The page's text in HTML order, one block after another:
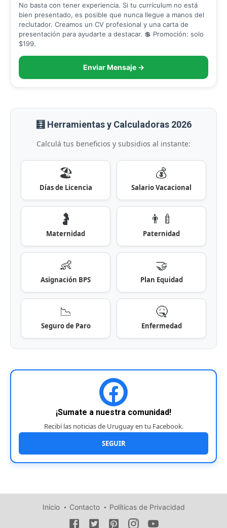
No basta con tener experiencia. Si tu currículum no está
bien presentado, es posible que nunca llegue a manos del
reclutador. Creamos un CV profesional y una carta de
presentación para ayudarte a destacar. 💲 Promoción: solo
$199.
Enviar Mensaje →
🧮 Herramientas y Calculadoras 2026
Calculá tus beneficios y subsidios al instante:
🏖️
Días de Licencia
💰
Salario Vacacional
🤰
Maternidad
👨‍🍼
Paternidad
👶
Asignación BPS
🤝
Plan Equidad
📉
Seguro de Paro
🤒
Enfermedad
¡Sumate a nuestra comunidad!
Recibí las noticias de Uruguay en tu Facebook.
SEGUIR
Inicio Contacto Políticas de Privacidad